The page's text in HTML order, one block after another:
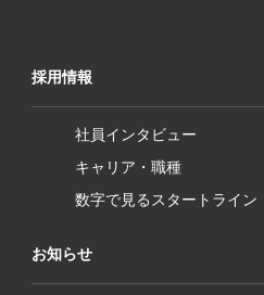
採用情報
社員インタビュー
キャリア・職種
数字で見るスタートライン
お知らせ